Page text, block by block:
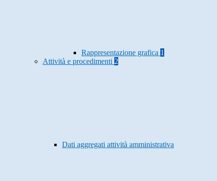
Rappresentazione grafica 1
Attività e procedimenti 2
Dati aggregati attività amministrativa